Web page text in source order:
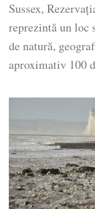
Sussex,
reprezintă un loc
de natură,
aproximativ 100